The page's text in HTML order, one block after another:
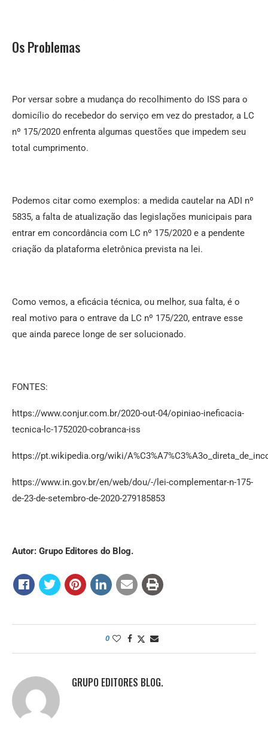
Os Problemas
Por versar sobre a mudança do recolhimento do ISS para o
domicílio do recebedor do serviço em vez do prestador, a LC
nº 175/2020 enfrenta algumas questões que impedem seu
total cumprimento.
Podemos citar como exemplos: a medida cautelar na ADI nº
5835, a falta de atualização das legislações municipais para
entrar em concordância com LC nº 175/2020 e a pendente
criação da plataforma eletrônica prevista na lei.
Como vemos, a eficácia técnica, ou melhor, sua falta, é o
real motivo para o entrave da LC nº 175/220, entrave esse
que ainda parece longe de ser solucionado.
FONTES:
https://www.conjur.com.br/2020-out-04/opiniao-ineficacia-
tecnica-lc-1752020-cobranca-iss
https://pt.wikipedia.org/wiki/
https://www.in.gov.br/en/web/dou/-/lei-complementar-n-175-
de-23-de-setembro-de-2020-279185853
Autor: Grupo Editores do Blog.
0
GRUPO EDITORES BLOG.